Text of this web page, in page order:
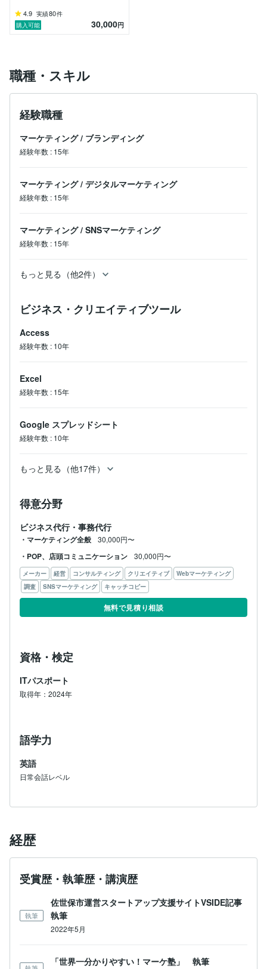
げに関与
・新たな領域として、ミュージシャンの育成に向け、マ
ーケティングコンサルタントとしてスキル提供しており
余談ですが、何でも突き詰める性格で、写真や楽器関係
にも強いです。
4.9 実績80件
購入可能
30,000円
職種・スキル
経験職種
マーケティング / ブランディング
経験年数 : 15年
マーケティング / デジタルマーケティング
経験年数 : 15年
マーケティング / SNSマーケティング
経験年数 : 15年
もっと見る（他2件）
ビジネス・クリエイティブツール
Access
経験年数 : 10年
Excel
経験年数 : 15年
Google スプレッドシート
経験年数 : 10年
もっと見る（他17件）
得意分野
ビジネス代行・事務代行
・マーケティング全般 30,000円〜
・POP、店頭コミュニケーション 30,000円〜
メーカー 経営 コンサルティング クリエイティブ
Webマーケティング
調査
SNSマーケティング キャッチコピー
無料で見積り相談
資格・検定
ITパスポート
取得年：2024年
語学力
英語
日常会話レベル
経歴
受賞歴・執筆歴・講演歴
執筆
佐世保市運営スタートアップ支援サイトVSIDE記事
執筆
2022年5月
「世界一分かりやすい！マーケ塾」 執筆